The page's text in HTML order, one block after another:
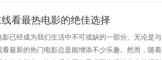
看最热电影的绝佳选择
已经成为我们生活中不可或缺的一部分。无论是与
最新的热门电影总是能增添不少乐趣。然而，随着